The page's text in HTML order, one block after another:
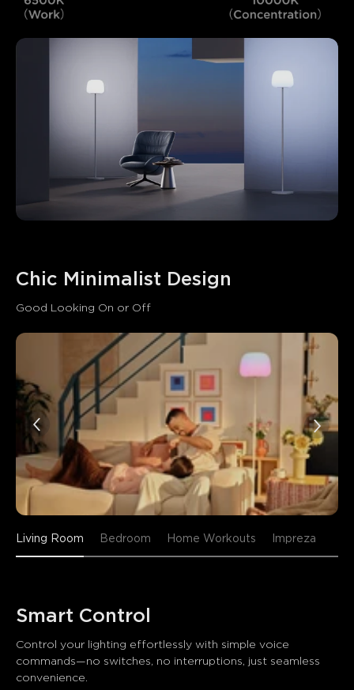
Chic Minimalist Design
Good Looking On or Off
Living Room Bedroom Home Workouts Impreza
Smart Control
Control your lighting effortlessly with simple voice
commands—no switches, no interruptions, just seamless
convenience.